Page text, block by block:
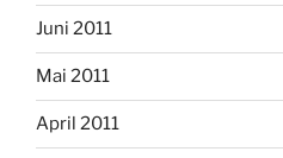
Juni 2011
Mai 2011
April 2011